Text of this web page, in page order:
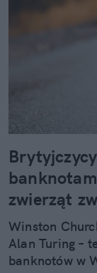
zwierząt
Winston
Alan Turing –
banknotów w